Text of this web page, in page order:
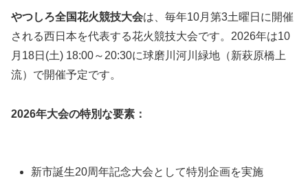
やつしろ全国花火競技大会は、毎年10月第3土曜日に開催
される西日本を代表する花火競技大会です。2026年は10
月18日(土) 18:00～20:30に球磨川河川緑地（新萩原橋上
流）で開催予定です。
2026年大会の特別な要素：
新市誕生20周年記念大会として特別企画を実施